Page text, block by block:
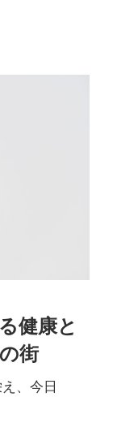
健康と
街
、今日